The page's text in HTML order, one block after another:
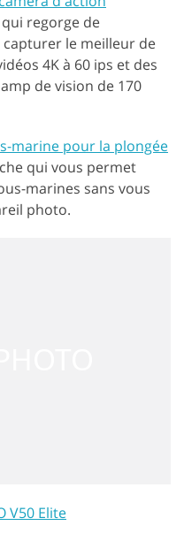
regorge de
le meilleur de
4K à 60 ips et des
de vision de 170
marine pour la plongée
qui vous permet
marines sans vous
photo.
V50 Elite